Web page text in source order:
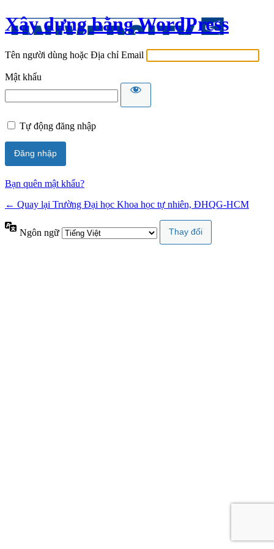
Xây dựng bằng WordPress
Tên người dùng hoặc Địa chỉ Email
Mật khẩu
Tự động đăng nhập
Bạn quên mật khẩu?
← Quay lại Trường Đại học Khoa học tự nhiên, ĐHQG-HCM
Ngôn ngữ